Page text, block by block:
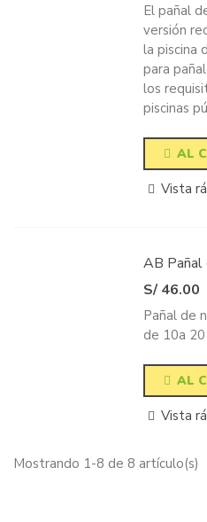
El pañal
versión
la piscina
para
los
piscinas
AL
Vista
AB
S/ 46.00
Pañal de
de 10a 20
AL
Vista
Mostrando 1-8 de 8 artículo(s)